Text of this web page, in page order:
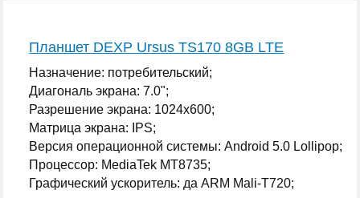
Планшет DEXP Ursus TS170 8GB LTE
Назначение: потребительский;
Диагональ экрана: 7.0";
Разрешение экрана: 1024x600;
Матрица экрана: IPS;
Версия операционной системы: Android 5.0 Lollipop;
Процессор: MediaTek MT8735;
Графический ускоритель: да ARM Mali-T720;